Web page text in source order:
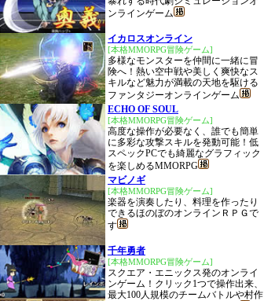
ンラインゲーム
イカロスオンライン
[本格MMORPG冒険ゲーム]
多様なモンスターを仲間に一緒に冒
険へ！熱い空中戦や美しく爽快なス
キルなど魅力が満載の天地を駆ける
ファンタジーオンラインゲーム
ECHO OF SOUL
[本格MMORPG冒険ゲーム]
高度な操作が必要なく、誰でも簡単
に多彩な攻撃スキルを発動可能！低
スペックPCでも綺麗なグラフィック
を楽しめるMMORPG
マビノギ
[本格MMORPG冒険ゲーム]
楽器を演奏したり、料理を作ったり
できるほのぼのオンラインＲＰＧで
す
千年勇者
[本格MMORPG冒険ゲーム]
スクエア・エニックス発のオンライ
ンゲーム！クリック1つで操作出来、
最大100人規模のチームバトルや村作